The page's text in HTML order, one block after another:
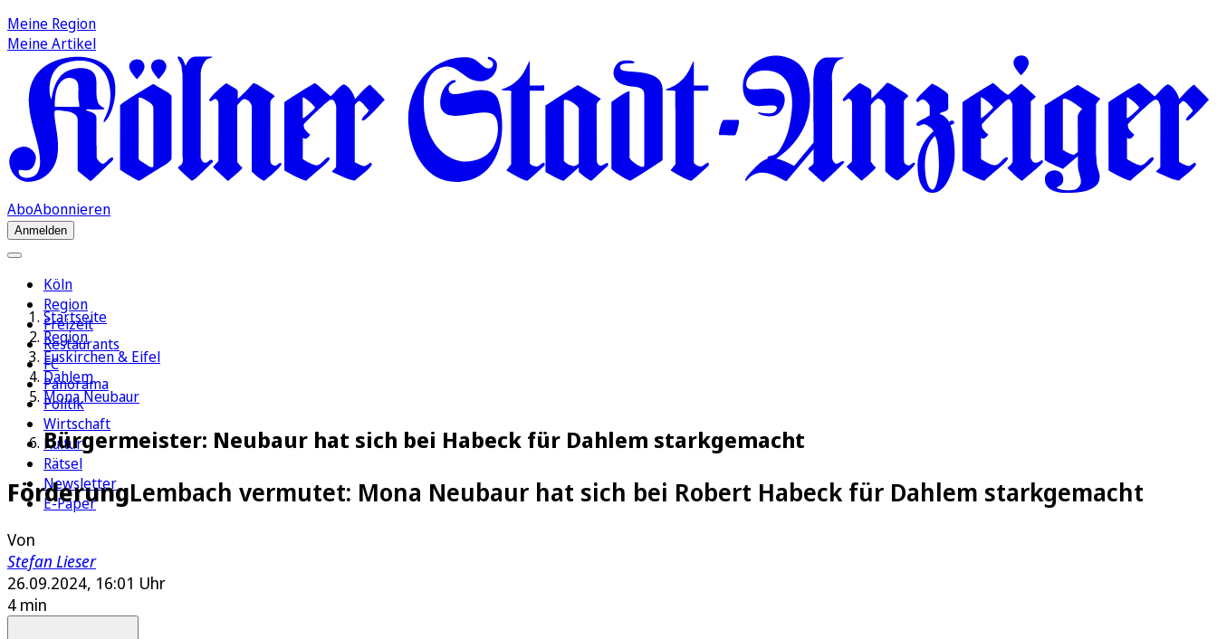
Meine Region
Meine Artikel
AboAbonnieren
Anmelden
Köln
Region
Freizeit
Restaurants
FC
Panorama
Politik
Wirtschaft
Kultur
Rätsel
Newsletter
E-Paper
Startseite
Region
Euskirchen & Eifel
Dahlem
Mona Neubaur
Bürgermeister: Neubaur hat sich bei Habeck für Dahlem starkgemacht
FörderungLembach vermutet: Mona Neubaur hat sich bei Robert Habeck für Dahlem starkgemacht
Von
Stefan Lieser
26.09.2024, 16:01 Uhr
4 min